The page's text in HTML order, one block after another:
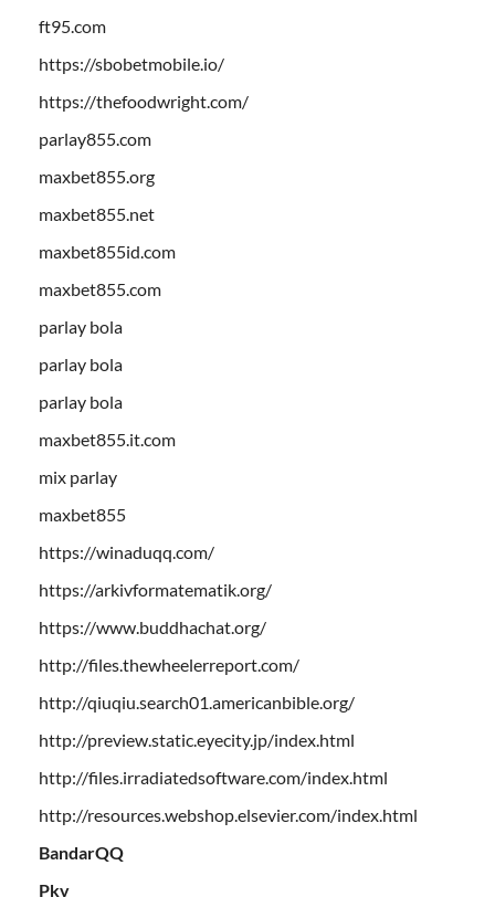
ft95.com
https://sbobetmobile.io/
https://thefoodwright.com/
parlay855.com
maxbet855.org
maxbet855.net
maxbet855id.com
maxbet855.com
parlay bola
parlay bola
parlay bola
maxbet855.it.com
mix parlay
maxbet855
https://winaduqq.com/
https://arkivformatematik.org/
https://www.buddhachat.org/
http://files.thewheelerreport.com/
http://qiuqiu.search01.americanbible.org/
http://preview.static.eyecity.jp/index.html
http://files.irradiatedsoftware.com/index.html
http://resources.webshop.elsevier.com/index.html
BandarQQ
Pkv